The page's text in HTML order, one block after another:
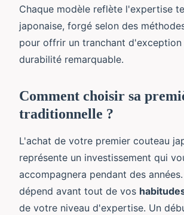
Chaque modèle reflète l'expertise
japonaise, forgé selon des
pour offrir un tranchant d'exception
durabilité remarquable.
Comment choisir sa
traditionnelle ?
L'achat de votre premier couteau
représente un investissement qui
accompagnera pendant des
dépend avant tout de vos
de votre niveau d'expertise. Un